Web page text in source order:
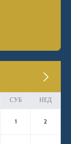
СУБ НЕД
1 2